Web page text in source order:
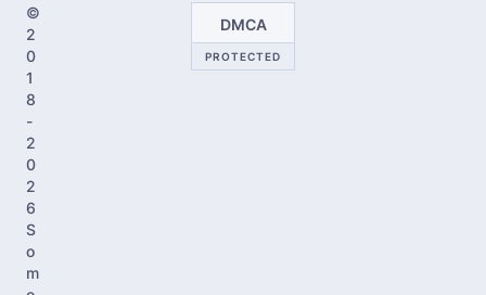
©
2
0
1
8
-
2
0
2
6
S
o
m
DMCA
PROTECTED